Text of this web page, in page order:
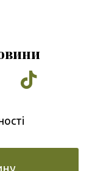
Instagram
Tiktok